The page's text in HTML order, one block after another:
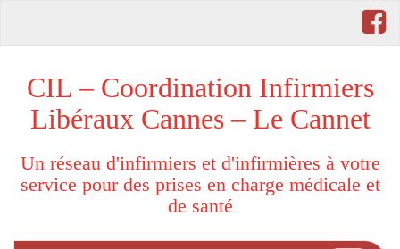
CIL – Coordination Infirmiers
Libéraux Cannes – Le Cannet
Un réseau d'infirmiers et d'infirmières à votre
service pour des prises en charge médicale et
de santé